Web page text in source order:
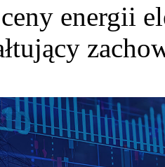
energii